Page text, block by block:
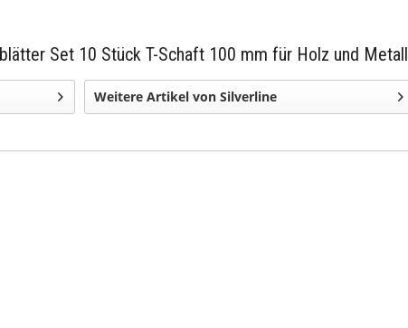
Set 10 Stück T-Schaft 100 mm für Holz und Metall
Weitere Artikel von Silverline